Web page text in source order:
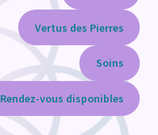
Vertus des Pierres
Soins
Rendez-vous disponibles